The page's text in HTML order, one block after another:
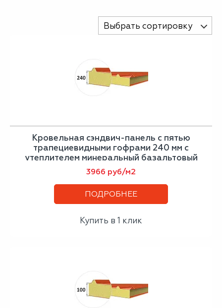
Выбрать сортировку
Кровельная сэндвич-панель с пятью
трапециевидными гофрами 240 мм с
утеплителем минеральный базальтовый
утеплитель
3966 руб/м2
ПОДРОБНЕЕ
Купить в 1 клик